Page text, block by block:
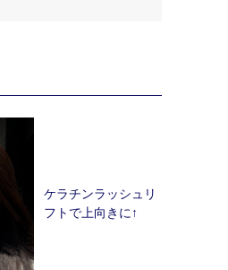
ケラチンラッシュリ
フトで上向きに↑